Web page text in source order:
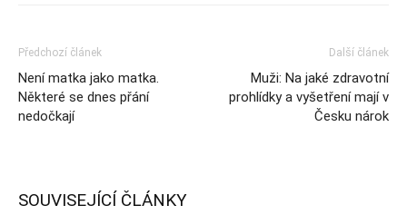
Předchozí článek
Není matka jako matka.
Některé se dnes přání
nedočkají
Další článek
Muži: Na jaké zdravotní
prohlídky a vyšetření mají v
Česku nárok
SOUVISEJÍCÍ ČLÁNKY